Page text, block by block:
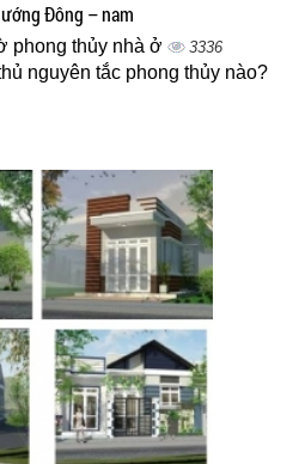
Đông – nam
phong thủy nhà ở 3336
nguyên tắc phong thủy nào?